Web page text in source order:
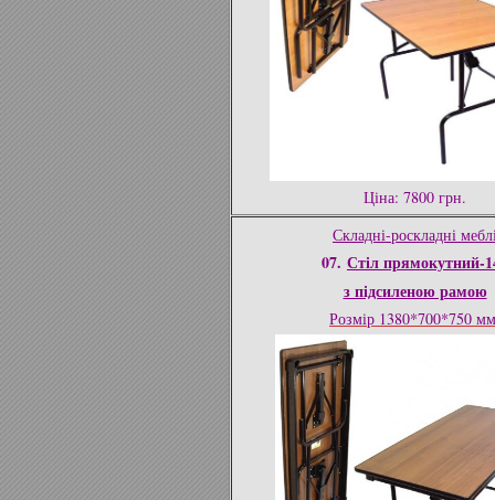
Ціна: 7800 грн.
Складні-роскладні
07. Стіл прямокутний-
з підсиленою рамою
Розмір 1380*700*750 мм